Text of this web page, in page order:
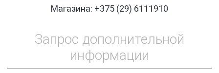
Магазина: +375 (29) 6111910
Запрос дополнительной
информации